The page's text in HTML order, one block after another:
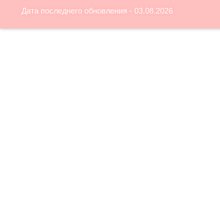
Дата последнего обновления - 03.08.2026